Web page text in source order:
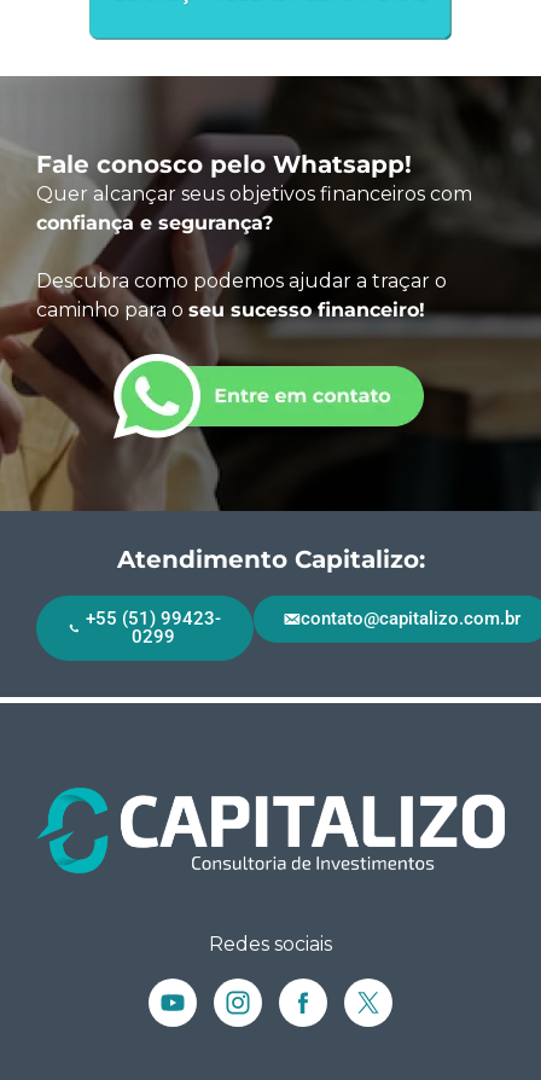
Fale conosco pelo Whatsapp!
Quer alcançar seus objetivos financeiros com
confiança e segurança?
Descubra como podemos ajudar a traçar o
caminho para o seu sucesso financeiro!
Atendimento Capitalizo:
+55 (51) 99423-
0299
contato@capitalizo.com.br
Redes sociais